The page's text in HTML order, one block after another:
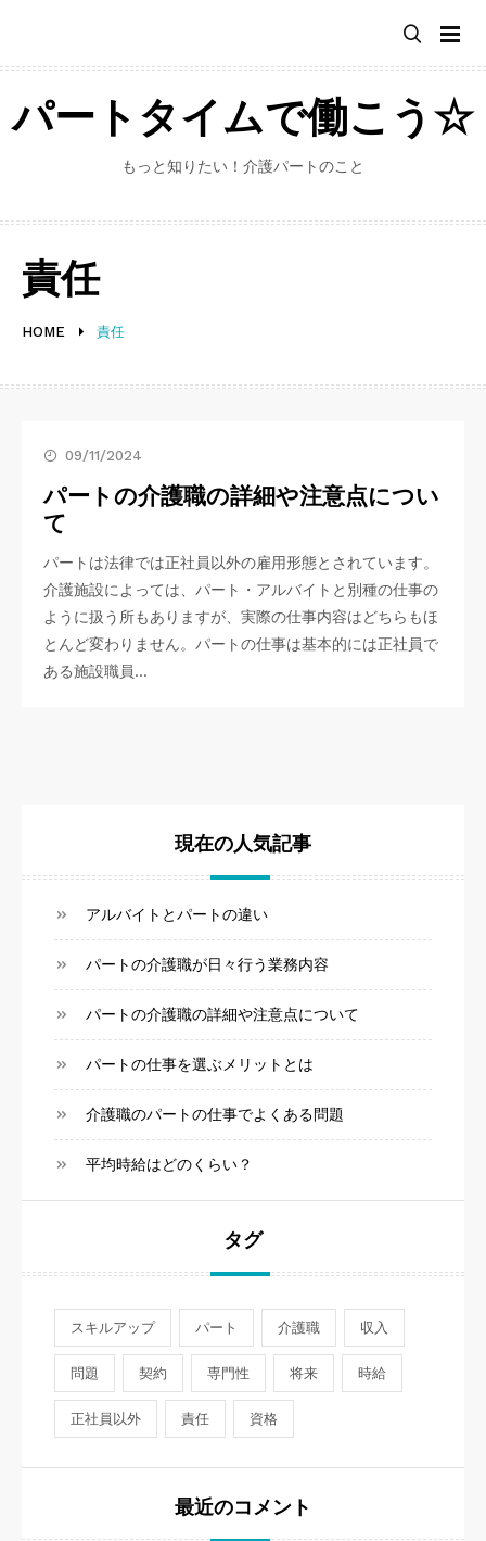
content
パートタイムで働こう☆
もっと知りたい！介護パートのこと
HOME 責任
責任
09/11/2024
パートの介護職の詳細や注意点につい
て
パートは法律では正社員以外の雇用形態とされています。
介護施設によっては、パート・アルバイトと別種の仕事の
ように扱う所もありますが、実際の仕事内容はどちらもほ
とんど変わりません。パートの仕事は基本的には正社員で
ある施設職員…
現在の人気記事
アルバイトとパートの違い
パートの介護職が日々行う業務内容
パートの介護職の詳細や注意点について
パートの仕事を選ぶメリットとは
介護職のパートの仕事でよくある問題
平均時給はどのくらい？
タグ
スキルアップ パート 介護職 収入
問題 契約 専門性 将来 時給
正社員以外 責任 資格
最近のコメント